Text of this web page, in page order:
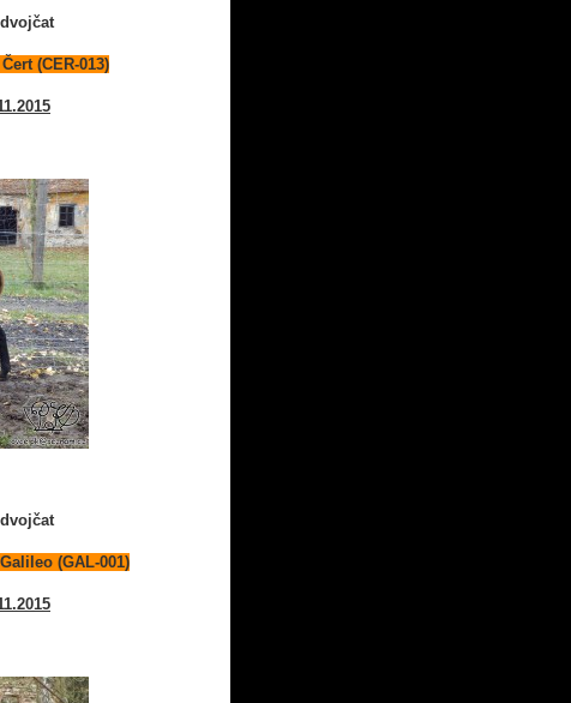
(CER-013)
(GAL-001)